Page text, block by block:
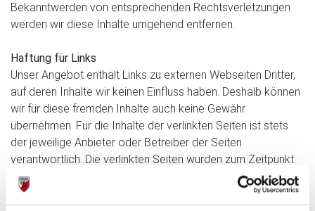
Bekanntwerden von entsprechenden Rechtsverletzungen
werden wir diese Inhalte umgehend entfernen.
Haftung für Links
Unser Angebot enthält Links zu externen Webseiten Dritter,
auf deren Inhalte wir keinen Einfluss haben. Deshalb können
wir für diese fremden Inhalte auch keine Gewähr
übernehmen. Für die Inhalte der verlinkten Seiten ist stets
der jeweilige Anbieter oder Betreiber der Seiten
verantwortlich. Die verlinkten Seiten wurden zum Zeitpunkt
der Verlinkung auf mögliche Rechtsverstöße überprüft.
Rechtswidrige Inhalte waren zum Zeitpunkt der Verlinkung